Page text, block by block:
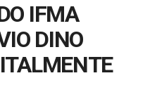
IFMA
DINO